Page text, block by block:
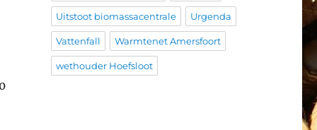
Uitstoot biomassacentrale Urgenda
Vattenfall Warmtenet Amersfoort
wethouder Hoefsloot